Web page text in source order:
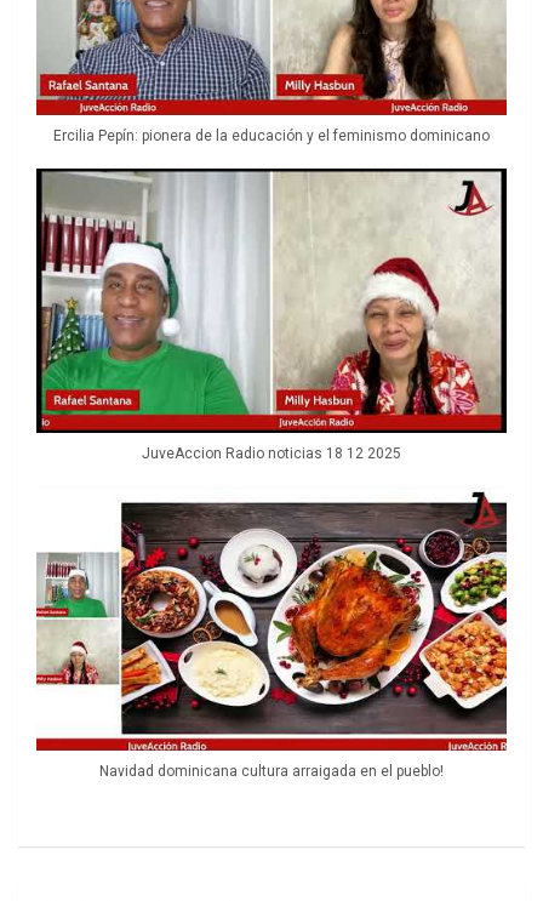
Ercilia Pepín: pionera de la educación y el feminismo dominicano
JuveAccion Radio noticias 18 12 2025
Navidad dominicana cultura arraigada en el pueblo!